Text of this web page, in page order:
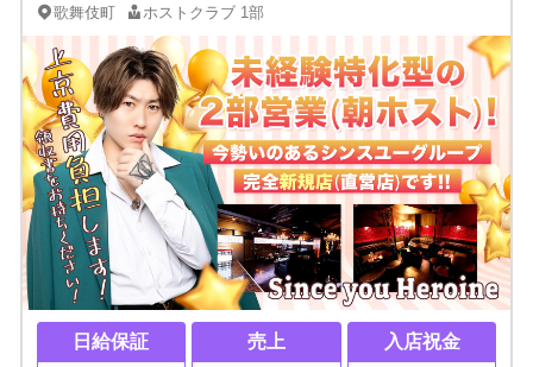
歌舞伎町 ホストクラブ 1部
日給保証 売上 入店祝金